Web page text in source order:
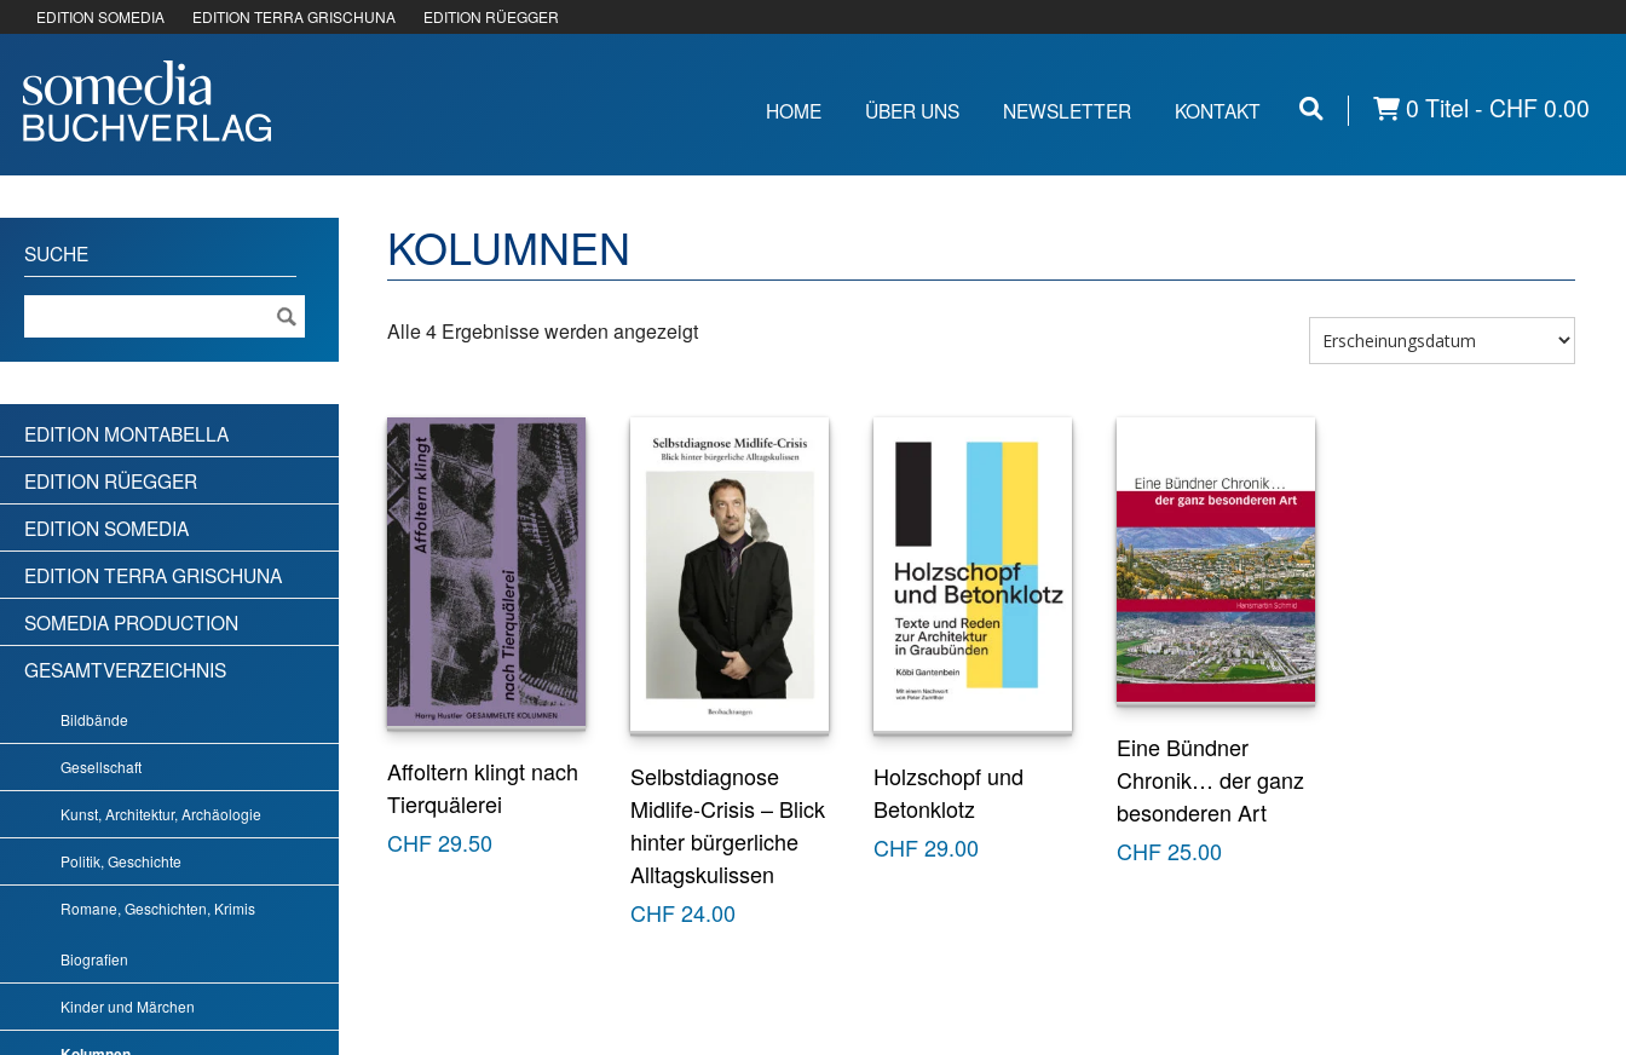
EDITION SOMEDIA EDITION TERRA GRISCHUNA EDITION RÜEGGER
HOME ÜBER UNS NEWSLETTER KONTAKT 0 Titel - CHF0.00
KOLUMNEN
Alle 4 Ergebnisse werden angezeigt
Affoltern klingt nach
Tierquälerei
CHF29.50
Selbstdiagnose
Midlife-Crisis – Blick
hinter bürgerliche
Alltagskulissen
CHF24.00
Holzschopf und
Betonklotz
CHF29.00
Eine Bündner
Chronik… der ganz
besonderen Art
CHF25.00
SUCHE
EDITION MONTABELLA
EDITION RÜEGGER
EDITION SOMEDIA
EDITION TERRA GRISCHUNA
SOMEDIA PRODUCTION
GESAMTVERZEICHNIS
Bildbände
Gesellschaft
Kunst, Architektur, Archäologie
Politik, Geschichte
Romane, Geschichten, Krimis
Biografien
Kinder und Märchen